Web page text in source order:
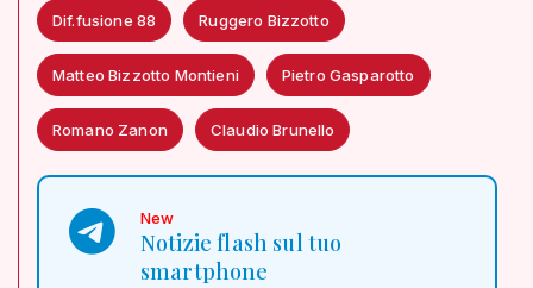
Dif.fusione 88 Ruggero Bizzotto
Matteo Bizzotto Montieni Pietro Gasparotto
Romano Zanon Claudio Brunello
New
Notizie flash sul tuo
smartphone